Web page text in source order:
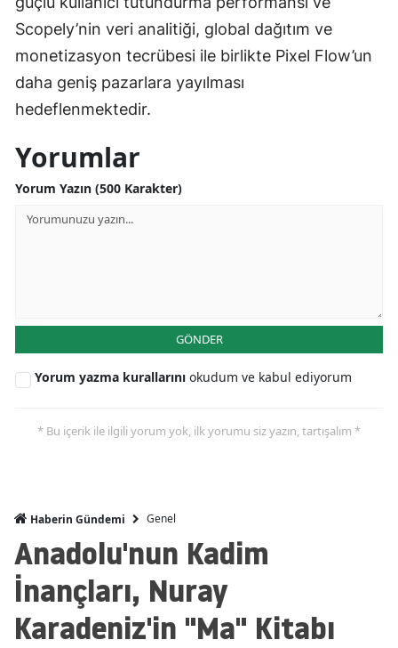
Scopely’nin veri analitiği, global dağıtım ve
monetizasyon tecrübesi ile birlikte Pixel Flow’un
daha geniş pazarlara yayılması
hedeflenmektedir.
Yorumlar
Yorum Yazın (500 Karakter)
GÖNDER
Yorum yazma kurallarını okudum ve kabul ediyorum
* Bu içerik ile ilgili yorum yok, ilk yorumu siz yazın, tartışalım *
Haberin Gündemi Genel
Anadolu'nun Kadim
İnançları, Nuray
Karadeniz'in "Ma" Kitabı